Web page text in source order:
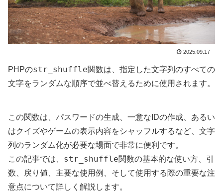
2025.09.17
PHPのstr_shuffle関数は、指定した文字列のすべての
文字をランダムな順序で並べ替えるために使用されます。
この関数は、パスワードの生成、一意なIDの作成、あるい
はクイズやゲームの表示内容をシャッフルするなど、文字
列のランダム化が必要な場面で非常に便利です。
この記事では、 str_shuffle関数の基本的な使い方、引
数、戻り値、主要な使用例、そして使用する際の重要な注
意点について詳しく解説します。